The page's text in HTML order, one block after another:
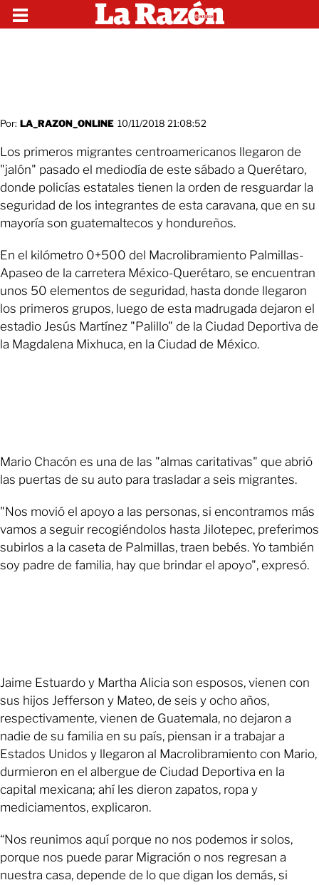
Por: LA_RAZON_ONLINE 10/11/2018 21:08:52
Los primeros migrantes centroamericanos llegaron de
"jalón" pasado el mediodía de este sábado a Querétaro,
donde policías estatales tienen la orden de resguardar la
seguridad de los integrantes de esta caravana, que en su
mayoría son guatemaltecos y hondureños.
En el kilómetro 0+500 del Macrolibramiento Palmillas-
Apaseo de la carretera México-Querétaro, se encuentran
unos 50 elementos de seguridad, hasta donde llegaron
los primeros grupos, luego de esta madrugada dejaron el
estadio Jesús Martínez "Palillo" de la Ciudad Deportiva de
la Magdalena Mixhuca, en la Ciudad de México.
Mario Chacón es una de las "almas caritativas" que abrió
las puertas de su auto para trasladar a seis migrantes.
"Nos movió el apoyo a las personas, si encontramos más
vamos a seguir recogiéndolos hasta Jilotepec, preferimos
subirlos a la caseta de Palmillas, traen bebés. Yo también
soy padre de familia, hay que brindar el apoyo", expresó.
Jaime Estuardo y Martha Alicia son esposos, vienen con
sus hijos Jefferson y Mateo, de seis y ocho años,
respectivamente, vienen de Guatemala, no dejaron a
nadie de su familia en su país, piensan ir a trabajar a
Estados Unidos y llegaron al Macrolibramiento con Mario,
durmieron en el albergue de Ciudad Deportiva en la
capital mexicana; ahí les dieron zapatos, ropa y
mediciamentos, explicaron.
“Nos reunimos aquí porque no nos podemos ir solos,
porque nos puede parar Migración o nos regresan a
nuestra casa, depende de lo que digan los demás, si